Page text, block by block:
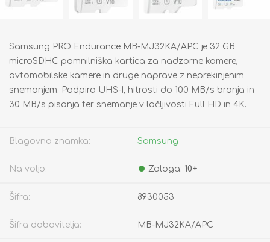
Samsung PRO Endurance MB-MJ32KA/APC je 32 GB
microSDHC pomnilniška kartica za nadzorne kamere,
avtomobilske kamere in druge naprave z neprekinjenim
snemanjem. Podpira UHS-I, hitrosti do 100 MB/s branja in
30 MB/s pisanja ter snemanje v ločljivosti Full HD in 4K.
Blagovna znamka: Samsung
Na voljo: Zaloga: 10+
Šifra: 8930053
Šifra dobavitelja: MB-MJ32KA/APC